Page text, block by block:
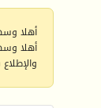
أهلا
أهلا